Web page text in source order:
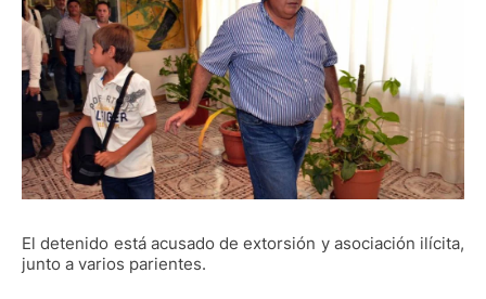
El detenido está acusado de extorsión y asociación ilícita,
junto a varios parientes.